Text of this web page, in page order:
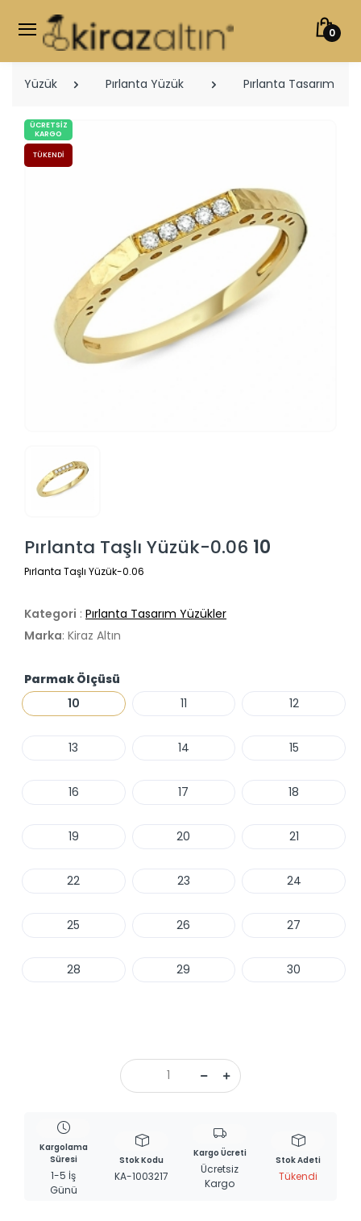
0
Yüzük Pırlanta Yüzük Pırlanta Tasarım
ÜCRETSIZ
KARGO
TÜKENDI
Pırlanta Taşlı Yüzük-0.06 10
Pırlanta Taşlı Yüzük-0.06
Kategori : Pırlanta Tasarım Yüzükler
Marka: Kiraz Altın
Parmak Ölçüsü
10
11 12
13 14 15
16 17 18
19 20 21
22 23 24
25 26 27
28 29 30
Kargolama
Süresi
1-5 İş
Günü
Stok Kodu
KA-1003217
Kargo Ücreti
Ücretsiz
Kargo
Stok Adeti
Tükendi